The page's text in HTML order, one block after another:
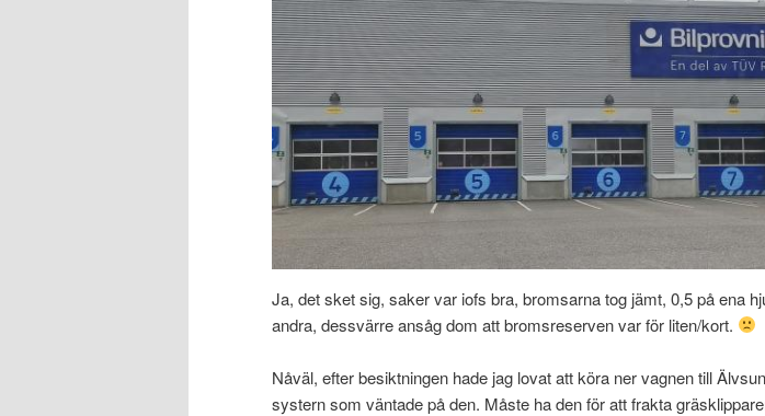
Ja, det sket sig, saker var iofs bra, bromsarna tog jämt, 0,5 på ena
andra, dessvärre ansåg dom att bromsreserven var för liten/kort.
Nåväl, efter besiktningen hade jag lovat att köra ner vagnen till
systern som väntade på den. Måste ha den för att frakta